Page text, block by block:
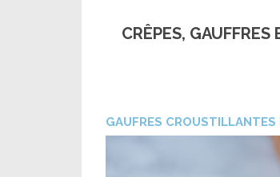
CRÊPES, GAUFFRES
GAUFRES